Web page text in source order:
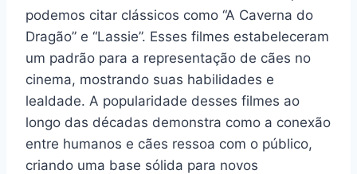
podemos citar clássicos como “A Caverna do
Dragão” e “Lassie”. Esses filmes estabeleceram
um padrão para a representação de cães no
cinema, mostrando suas habilidades e
lealdade. A popularidade desses filmes ao
longo das décadas demonstra como a conexão
entre humanos e cães ressoa com o público,
criando uma base sólida para novos